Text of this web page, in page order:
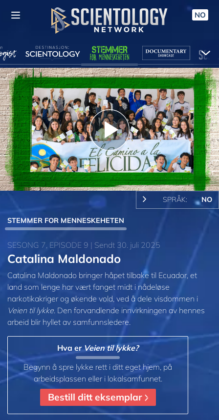
NO
Play
Video
SPRÅK: NO
STEMMER FOR MENNESKEHETEN
SESONG 7, EPISODE 9 | Sendt 30. juli 2025
Catalina Maldonado
Catalina Maldonado bringer håpet tilbake til Ecuador, et
land som lenge har vært fanget midt i nådeløse
narkotikakriger og økende vold, ved å dele visdommen i
Veien til lykke. Den forvandlende innvirkningen av hennes
arbeid blir hyllet av samfunnsledere.
Hva erVeien til lykke?
Begynn å spre lykke rett i ditt eget hjem, på
arbeidsplassen eller i lokalsamfunnet.
Bestill ditt eksemplar